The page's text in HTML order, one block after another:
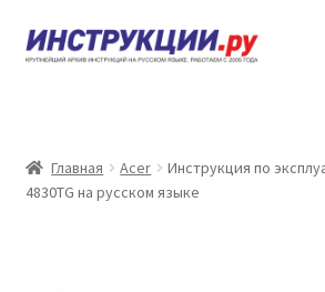
Перейти
к
Перейти
к
Каталог инструкций по
Главная Acer
Инструкция по
4830TG на русском языке